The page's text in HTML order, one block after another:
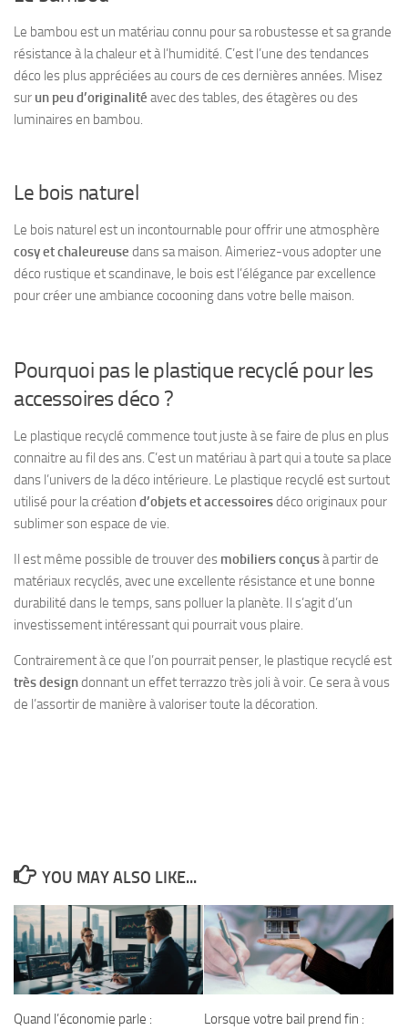
Le bambou est un matériau connu pour sa robustesse et sa grande
résistance à la chaleur et à l’humidité. C’est l’une des tendances
déco les plus appréciées au cours de ces dernières années. Misez
sur un peu d’originalité avec des tables, des étagères ou des
luminaires en bambou.
Le bois naturel
Le bois naturel est un incontournable pour offrir une atmosphère
cosy et chaleureuse dans sa maison. Aimeriez-vous adopter une
déco rustique etscandinave, le bois est l’élégance par excellence
pour créer une ambiance cocooning dans votre belle maison.
Pourquoi pas le plastique recyclé pour les
accessoires déco ?
Le plastique recyclé commence tout juste à se faire de plus en plus
connaitre au fil des ans. C’est un matériau à part qui a toute sa place
dans l’univers de la déco intérieure. Le plastique recyclé est surtout
utilisé pour la création d’objets et accessoiresdéco originaux pour
sublimer son espace de vie.
Il est même possible de trouver des mobiliers conçusà partir de
matériaux recyclés, avec une excellente résistance et une bonne
durabilité dans le temps, sans polluer la planète. Il s’agit d’un
investissement intéressant qui pourrait vous plaire.
Contrairement à ce que l’on pourrait penser, le plastique recyclé est
très designdonnant un effet terrazzo très joli à voir. Ce sera à vous
de l’assortir de manière à valoriser toute la décoration.
YOU MAY ALSO LIKE...
Quand l’économie parle :
Lorsque votre bail prend fin :